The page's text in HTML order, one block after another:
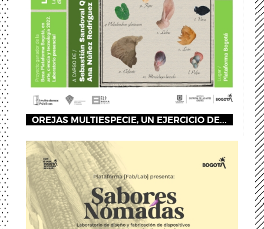
OREJAS MULTIESPECIE, UN EJERCICIO DE...